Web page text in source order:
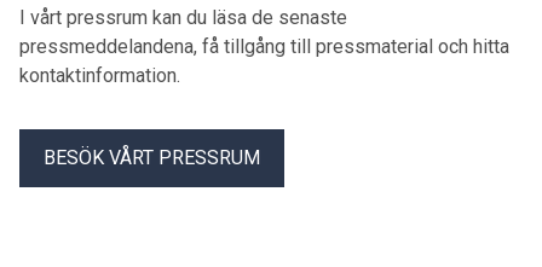
I vårt pressrum kan du läsa de senaste
pressmeddelandena, få tillgång till pressmaterial och hitta
kontaktinformation.
BESÖK VÅRT PRESSRUM